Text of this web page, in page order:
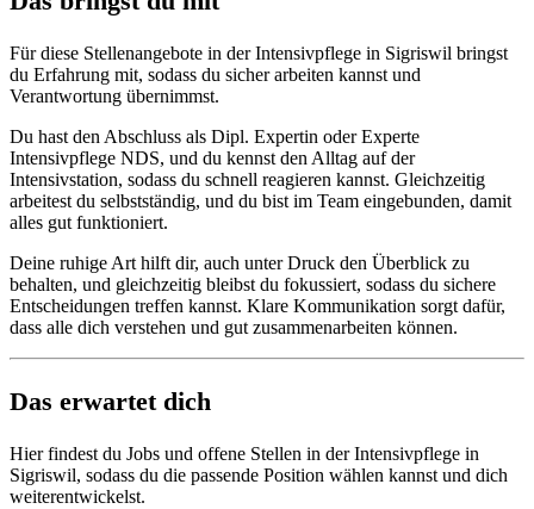
Für diese Stellenangebote in der Intensivpflege in Sigriswil bringst
du Erfahrung mit, sodass du sicher arbeiten kannst und
Verantwortung übernimmst.
Du hast den Abschluss als Dipl. Expertin oder Experte
Intensivpflege NDS, und du kennst den Alltag auf der
Intensivstation, sodass du schnell reagieren kannst. Gleichzeitig
arbeitest du selbstständig, und du bist im Team eingebunden, damit
alles gut funktioniert.
Deine ruhige Art hilft dir, auch unter Druck den Überblick zu
behalten, und gleichzeitig bleibst du fokussiert, sodass du sichere
Entscheidungen treffen kannst. Klare Kommunikation sorgt dafür,
dass alle dich verstehen und gut zusammenarbeiten können.
Das erwartet dich
Hier findest du Jobs und offene Stellen in der Intensivpflege in
Sigriswil, sodass du die passende Position wählen kannst und dich
weiterentwickelst.